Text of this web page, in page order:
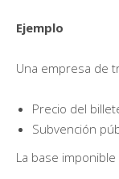
Ejemplo
Una empresa de
Precio del
Subvención
La base